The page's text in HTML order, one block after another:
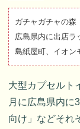
ガチャガチャの森
広島県内に出店ラ
島紙屋町、イオン
大型カプセルト
月に広島県内に
向け」などそれ